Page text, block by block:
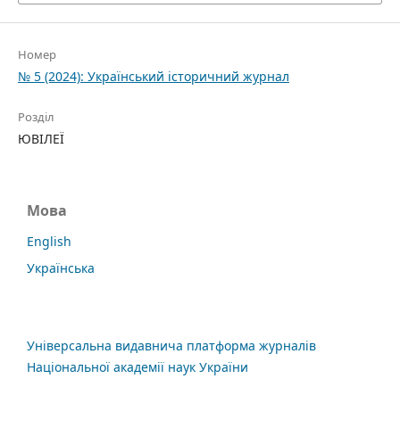
Номер
№ 5 (2024): Український історичний журнал
Розділ
ЮВІЛЕЇ
Мова
English
Українська
Універсальна видавнича платформа журналів
Національної академії наук України